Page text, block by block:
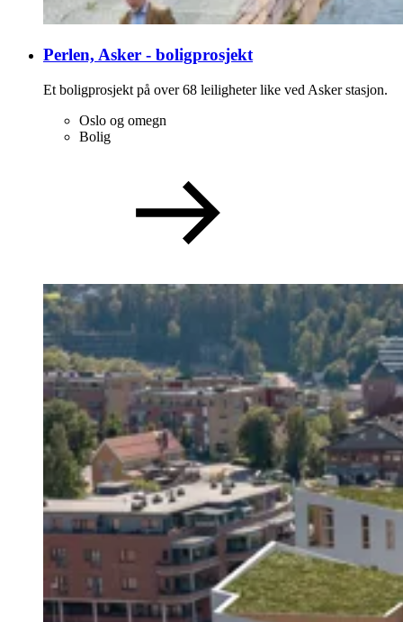
Perlen, Asker - boligprosjekt
Et boligprosjekt på over 68 leiligheter like ved Asker stasjon.
Oslo og omegn
Bolig